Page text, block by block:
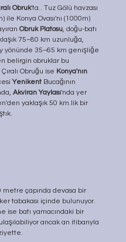
Obruk'ta.. Tuz Gölü havzası
ile Konya Ovası'nı (1000m)
Obruk Platosu, doğu-batı
75–80 km uzunluğa,
yönünde 35–65 km genişliğe
belirgin obruklar bu
Obruğu ise Konya'nın
Yenikent Bucağının
Akviran Yaylası'nda yer
yaklaşık 50 km.lik bir
metre çapında devasa bir
tabakası içinde bulunuyor.
ise batı yamacındaki bir
ancak an itibarıyla